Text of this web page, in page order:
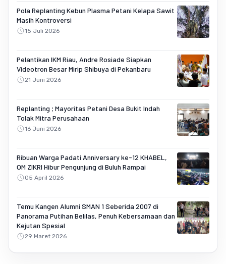
Pola Replanting Kebun Plasma Petani Kelapa Sawit
Masih Kontroversi
15 Juli 2026
Pelantikan IKM Riau, Andre Rosiade Siapkan
Videotron Besar Mirip Shibuya di Pekanbaru
21 Juni 2026
Replanting ; Mayoritas Petani Desa Bukit Indah
Tolak Mitra Perusahaan
16 Juni 2026
Ribuan Warga Padati Anniversary ke-12 KHABEL,
OM ZIKRI Hibur Pengunjung di Buluh Rampai
05 April 2026
Temu Kangen Alumni SMAN 1 Seberida 2007 di
Panorama Putihan Belilas, Penuh Kebersamaan dan
Kejutan Spesial
29 Maret 2026